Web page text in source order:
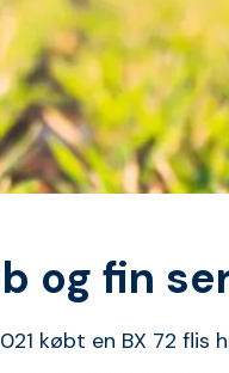
og fin
købt en BX 72 flis